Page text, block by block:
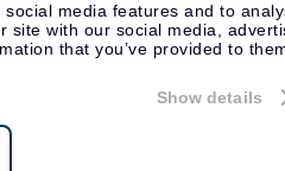
media features and to
site with our social media,
that you’ve provided to
Show details
Página de Imprensa